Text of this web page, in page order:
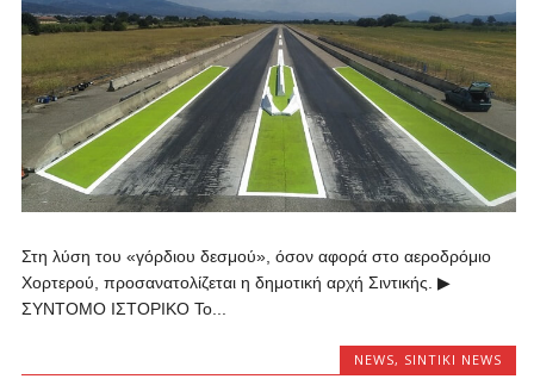
Στη λύση του «γόρδιου δεσμού», όσον αφορά στο αεροδρόμιο
Χορτερού, προσανατολίζεται η δημοτική αρχή Σιντικής. ▶
ΣΥΝΤΟΜΟ ΙΣΤΟΡΙΚΟ Το...
NEWS, SINTIKI NEWS